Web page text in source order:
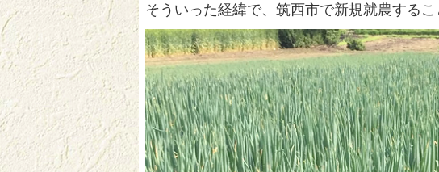
そういった経緯で、筑西市で新規就農するこ